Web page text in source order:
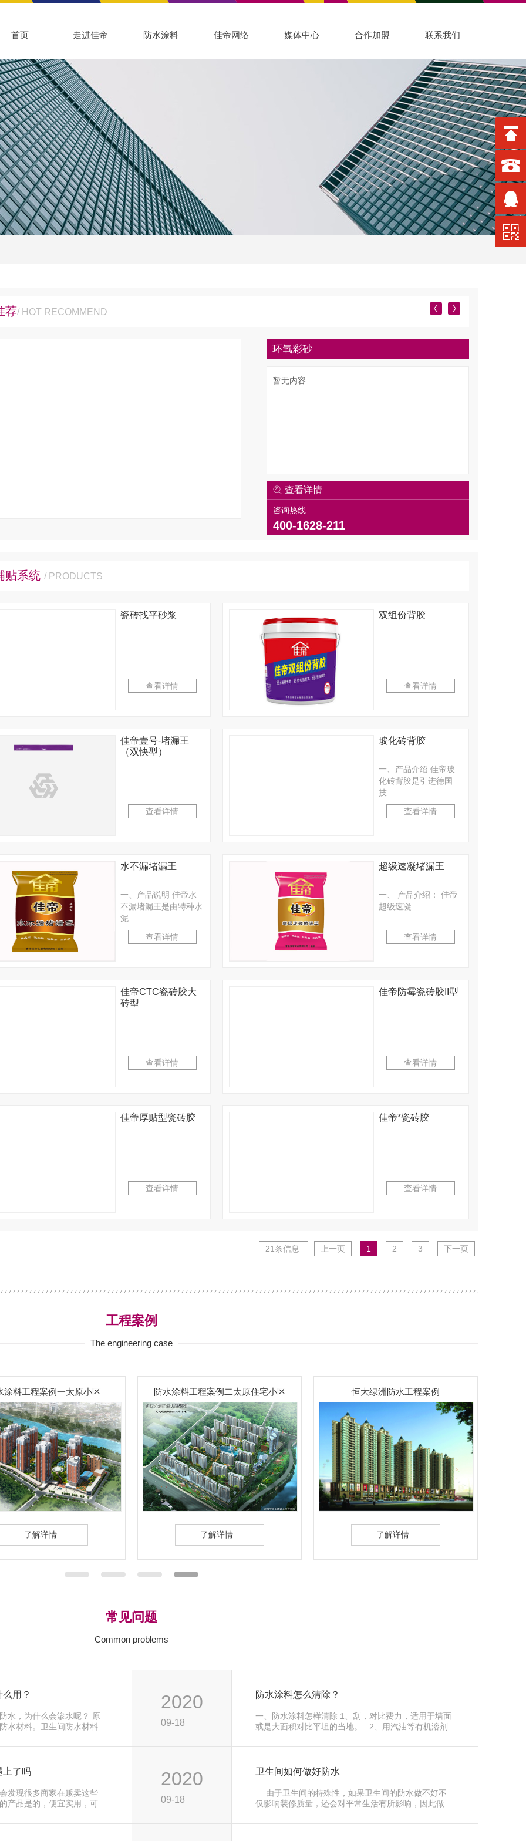
首页 走进佳帝 防水涂料 佳帝网络 媒体中心 合作加盟 联系我们
荐/ HOT RECOMMEND
环氧彩砂
暂无内容
查看详情
咨询热线
400-1628-211
贴系统 / PRODUCTS
瓷砖找平砂浆
查看详情
双组份背胶
查看详情
佳帝壹号-堵漏王
（双快型）
查看详情
玻化砖背胶
一、产品介绍 佳帝玻
化砖背胶是引进德国
技...
查看详情
水不漏堵漏王
一、产品说明 佳帝水
不漏堵漏王是由特种水
泥...
查看详情
超级速凝堵漏王
一、 产品介绍： 佳帝
超级速凝...
查看详情
佳帝CTC瓷砖胶大
砖型
查看详情
佳帝防霉瓷砖胶II型
查看详情
佳帝厚贴型瓷砖胶
查看详情
佳帝*瓷砖胶
查看详情
21条信息 上一页 1 2 3 下一页
工程案例
The engineering case
涂料工程案例一太原小区
了解详情
防水涂料工程案例二太原住宅小区
了解详情
恒大绿洲防水工程案例
了解详情
常见问题
Common problems
用？
水，为什么会渗水呢？ 原
水材料。卫生间防水材料
2020
09-18
防水涂料怎么清除？
一、防水涂料怎样清除 1、刮，对比费力，适用于墙面
或是大面积对比平坦的当地。 2、用汽油等有机溶剂
上了吗
发现很多商家在贩卖这些
产品是的，便宜实用，可
多细节，因为防水涂料产
2020
09-18
卫生间如何做好防水
由于卫生间的特殊性，如果卫生间的防水做不好不
仅影响装修质量，还会对平常生活有所影响，因此做
由佳帝防水为你详细介绍如何做好卫生间的防...